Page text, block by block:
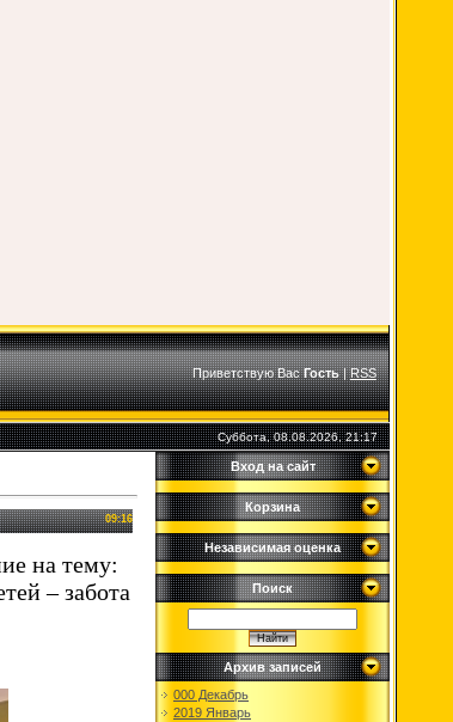
Приветствую Вас Гость|RSS
Суббота, 08.08.2026, 21:17
09:16
на тему:
– забота
Вход на сайт
Корзина
Независимая оценка
Поиск
Архив записей
000 Декабрь
2019 Январь